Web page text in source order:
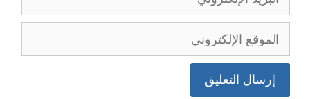
الإلكتروني
الموقع
الإلكتروني